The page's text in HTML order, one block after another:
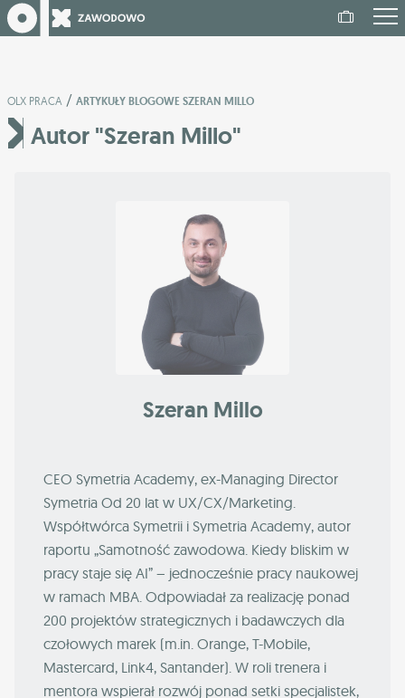
OLX PRACA / ARTYKUŁY BLOGOWE SZERAN MILLO
Autor "Szeran Millo"
Szeran Millo
CEO Symetria Academy, ex-Managing Director
Symetria Od 20 lat w UX/CX/Marketing.
Współtwórca Symetrii i Symetria Academy, autor
raportu „Samotność zawodowa. Kiedy bliskim w
pracy staje się AI” – jednocześnie pracy naukowej
w ramach MBA. Odpowiadał za realizację ponad
200 projektów strategicznych i badawczych dla
czołowych marek (m.in. Orange, T-Mobile,
Mastercard, Link4, Santander). W roli trenera i
mentora wspierał rozwój ponad setki specjalistek,